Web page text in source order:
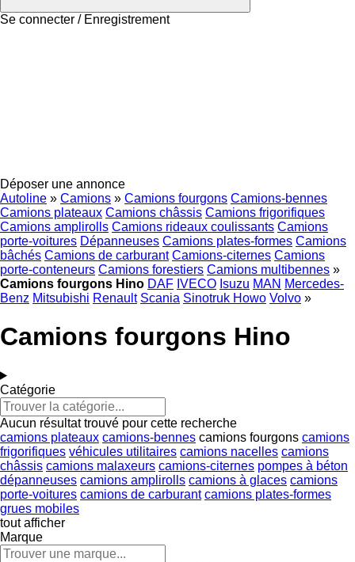
Se connecter / Enregistrement
Déposer une annonce
Autoline » Camions » Camions fourgons Camions-bennes
Camions plateaux Camions châssis Camions frigorifiques
Camions amplirolls Camions rideaux coulissants Camions
porte-voitures Dépanneuses Camions plates-formes Camions
bâchés Camions de carburant Camions-citernes Camions
porte-conteneurs Camions forestiers Camions multibennes »
Camions fourgons Hino DAF IVECO Isuzu MAN Mercedes-
Benz Mitsubishi Renault Scania Sinotruk Howo Volvo »
Camions fourgons Hino
Catégorie
Aucun résultat trouvé pour cette recherche
camions plateaux camions-bennes camions fourgons camions
frigorifiques véhicules utilitaires camions nacelles camions
châssis camions malaxeurs camions-citernes pompes à béton
dépanneuses camions amplirolls camions à glaces camions
porte-voitures camions de carburant camions plates-formes
grues mobiles
tout afficher
Marque